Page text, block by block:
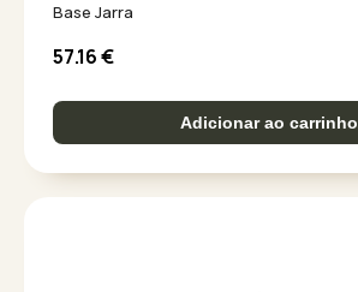
Base Jarra
57.16€
Adicionar ao carrinho